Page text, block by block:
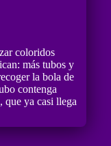
coloridos
más tubos y
la bola de
contenga
que ya casi llega